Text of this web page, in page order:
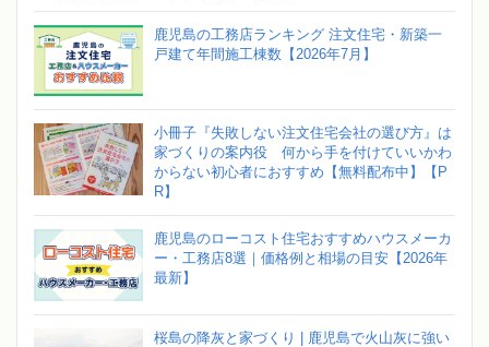
鹿児島の工務店ランキング 注文住宅・新築一
戸建て年間施工棟数【2026年7月】
小冊子『失敗しない注文住宅会社の選び方』は
家づくりの案内役 何から手を付けていいかわ
からない初心者におすすめ【無料配布中】【P
R】
鹿児島のローコスト住宅おすすめハウスメーカ
ー・工務店8選｜価格例と相場の目安【2026年
最新】
桜島の降灰と家づくり | 鹿児島で火山灰に強い